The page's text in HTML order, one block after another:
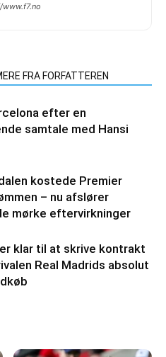
FRA FORFATTEREN
efter en
samtale med Hansi
kostede Premier
– nu afslører
mørke eftervirkninger
klar til at skrive kontrakt
Real Madrids absolut